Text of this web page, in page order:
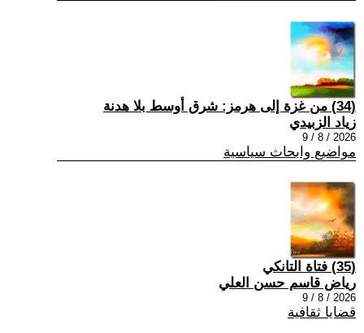
(34) من غزة إلى هرمز: شرق أوسط بلا هدنة
زياد الزبيدي
2026 / 8 / 9
مواضيع وابحاث سياسية
(35) فتاة التانكي
رياض قاسم حسن العلي
2026 / 8 / 9
قضايا ثقافية